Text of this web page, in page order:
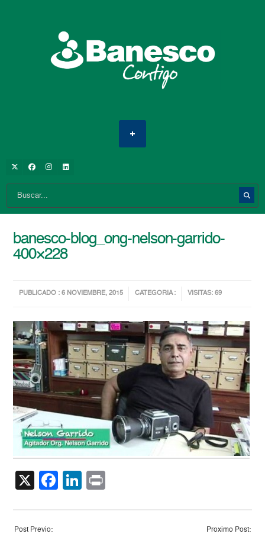
banesco-blog_ong-nelson-garrido-
400×228
PUBLICADO : 6 NOVIEMBRE, 2015 CATEGORIA : VISITAS: 69
X Facebook
LinkedIn
Post Previo: Proximo Post: